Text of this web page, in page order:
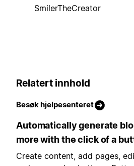
SmilerTheCreator
Relatert innhold
Besøk hjelpesenteret
Automatically generate
more with the click of a
Create content, add pages,